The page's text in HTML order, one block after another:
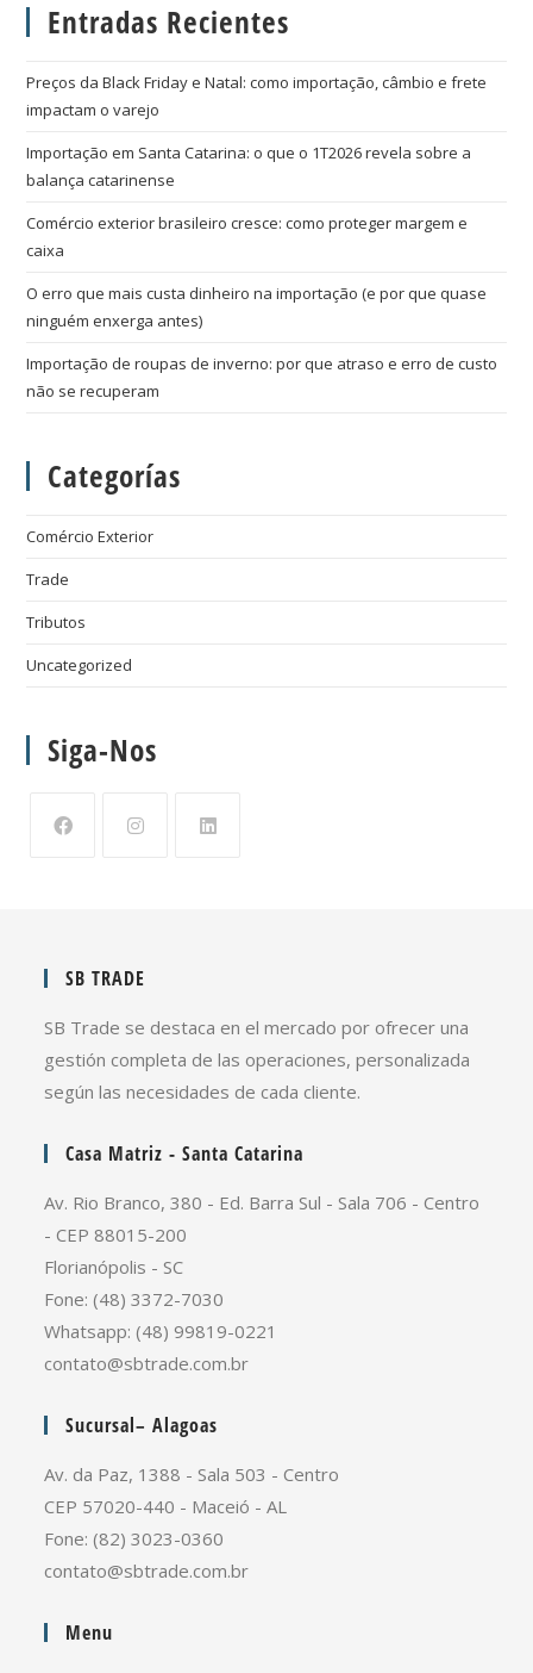
Entradas Recientes
Preços da Black Friday e Natal: como importação, câmbio e frete
impactam o varejo
Importação em Santa Catarina: o que o 1T2026 revela sobre a
balança catarinense
Comércio exterior brasileiro cresce: como proteger margem e
caixa
O erro que mais custa dinheiro na importação (e por que quase
ninguém enxerga antes)
Importação de roupas de inverno: por que atraso e erro de custo
não se recuperam
Categorías
Comércio Exterior
Trade
Tributos
Uncategorized
Siga-Nos
SB TRADE
SB Trade se destaca en el mercado por ofrecer una
gestión completa de las operaciones, personalizada
según las necesidades de cada cliente.
Casa Matriz - Santa Catarina
Av. Rio Branco, 380 - Ed. Barra Sul - Sala 706 - Centro
- CEP 88015-200
Florianópolis - SC
Fone: (48) 3372-7030
Whatsapp: (48) 99819-0221
contato@sbtrade.com.br
Sucursal– Alagoas
Av. da Paz, 1388 - Sala 503 - Centro
CEP 57020-440 - Maceió - AL
Fone: (82) 3023-0360
contato@sbtrade.com.br
Menu